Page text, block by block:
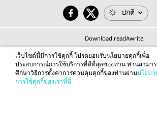
ปกติ
Download readAwrite
© 2026 readAwrite.com by MEB Corporation Public
This site is protected by reCAPTCHA and the Google
เว็บไซต์นี้มีการใช้คุกกี้ โปรดยอมรับนโยบายคุกกี้เพื่อ
ประสบการณ์การใช้บริการที่ดีที่สุดของท่าน ท่านสามา
ศึกษาวิธีการตั้งค่าการควบคุมคุกกี้ของท่านผ่านนโยบา
การใช้คุกกี้ของเราที่นี่